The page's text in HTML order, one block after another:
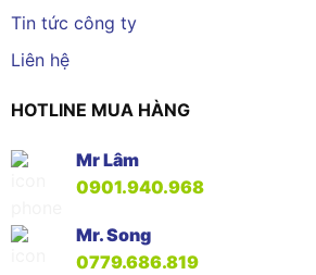
Tin tức công ty
Liên hệ
HOTLINE MUA HÀNG
Mr Lâm
0901.940.968
Mr. Song
0779.686.819